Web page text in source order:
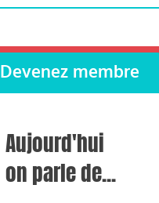
Devenez membre
Aujourd'hui
on parle de...